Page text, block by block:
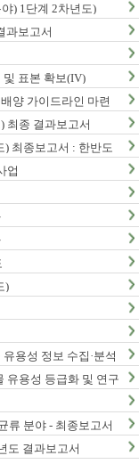
) 1단계 2차년도)
과보고서
및 표본 확보(IV)
양 가이드라인 마련
최종 결과보고서
) 최종보고서 : 한반도
업
)
용성 정보 수집·분석
유용성 등급화 및 연구
류 분야 - 최종보고서
도 결과보고서